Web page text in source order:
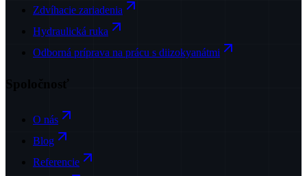
Zdvíhacie zariadenia
Hydraulická ruka
Odborná príprava na prácu s diizokyanátmi
O nás
Blog
Referencie